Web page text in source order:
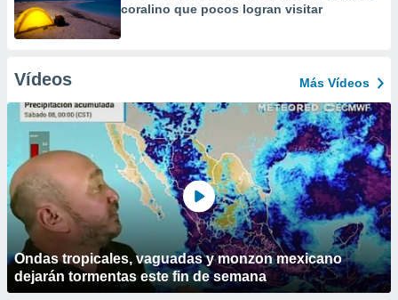
coralino que pocos logran visitar
Vídeos Más Vídeos
Ondas tropicales, vaguadas y monzon mexicano
dejarán tormentas este fin de semana